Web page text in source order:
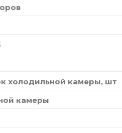
холодильной камеры, шт
камеры